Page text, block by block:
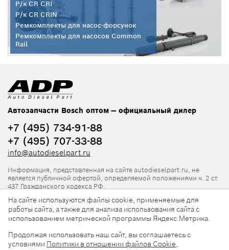
Р/к CR CRI
Р/к CR CRIN
Ремкомплекты для насос-форсунок
Ремкомплекты для насосов Common
Rail
Автозапчасти Bosch оптом — официальный дилер
+7 (495) 734-91-88
+7 (495) 707-33-88
info@autodieselpart.ru
Информация, представленная на сайте autodieselpart.ru, не
является публичной офертой, определяемой положениями ч. 2 ст.
437 Гражданского кодекса РФ.
Нормативная документация
ADP в социальных сетях
На сайте используются файлы cookie, применяемые для
работы сайта, а также для анализа использования сайта с
использованием метрической программы Яндекс.Метрика.
Продолжая использовать наш сайт, вы соглашаетесь с
условиями Политики в отношении файлов Cookie,